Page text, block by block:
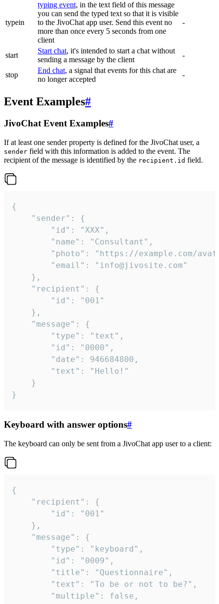
typein
typing event, in the text field of this message
you can send the typed text so that it is visible
to the JivoChat app user. Send this event no
more than once every 5 seconds from one
client
-
start
Start chat, it's intended to start a chat without
sending a message by the client
-
stop
End chat, a signal that events for this chat are
no longer accepted
-
Event Examples#
JivoChat Event Examples#
If at least one sender property is defined for the JivoChat user, a
sender field with this information is added to the event. The
recipient of the message is identified by the recipient.id field.
{
}
Keyboard with answer options#
The keyboard can only be sent from a JivoChat app user to a client:
{